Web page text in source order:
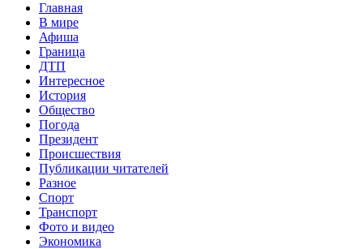
Главная
В мире
Афиша
Граница
ДТП
Интересное
История
Общество
Погода
Президент
Происшествия
Публикации читателей
Разное
Спорт
Транспорт
Фото и видео
Экономика